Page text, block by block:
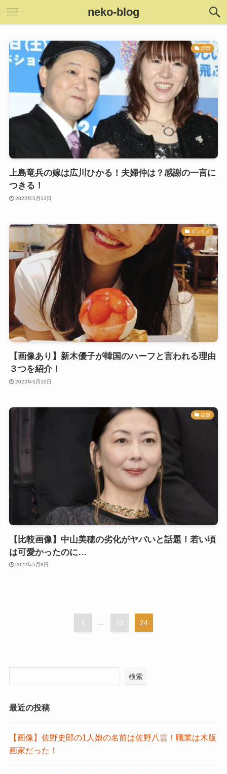
neko-blog
話題
上島竜兵の嫁は広川ひかる！夫婦仲は？感謝の一言に
つきる！
2022年5月12日
エンタメ
【画像あり】新木優子が韓国のハーフと言われる理由
３つを紹介！
2022年5月10日
話題
【比較画像】中山美穂の劣化がヤバいと話題！若い頃
は可愛かったのに…
2022年5月8日
1 23 24
検索
最近の投稿
【画像】佐野史郎の1人娘の名前は佐野八雲！職業は木版
画家だった！